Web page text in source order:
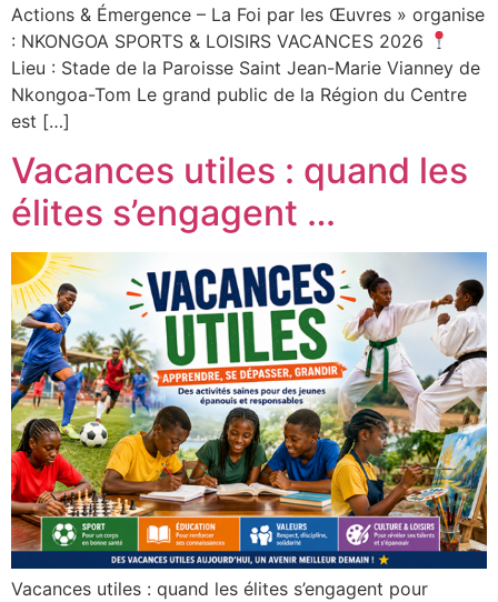
Actions & Émergence – La Foi par les Œuvres » organise
: NKONGOA SPORTS & LOISIRS VACANCES 2026
Lieu : Stade de la Paroisse Saint Jean-Marie Vianney de
Nkongoa-Tom Le grand public de la Région du Centre
est […]
Vacances utiles : quand les
élites s’engagent …
Vacances utiles : quand les élites s’engagent pour